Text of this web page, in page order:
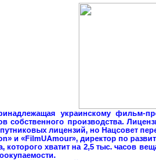
украинскому фильм-
собственного производства.
лицензий, но Нацсовет
и «FilmUAmour», директор по
которого хватит на 2,5 тыс. часов